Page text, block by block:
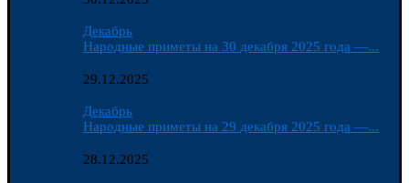
Декабрь
Народные приметы на 30 декабря 2025 года —...
29.12.2025
Декабрь
Народные приметы на 29 декабря 2025 года —...
28.12.2025